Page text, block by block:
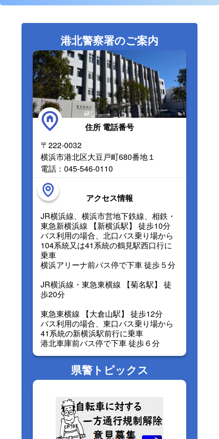
港北警察署のご案内
住所 電話番号
〒222-0032
横浜市港北区大豆戸町680番地１
電話：045-546-0110
アクセス情報
JR横浜線、横浜市営地下鉄線、相鉄・
東急新横浜線 【新横浜駅】 徒歩10分
バス利用の場合、北口バス乗り場から
104系統又は41系統の鶴見駅西口行に
乗車
横浜アリーナ前バス停で下車 徒歩５分
JR横浜線・東急東横線 【菊名駅】 徒
歩20分
東急東横線 【大倉山駅】 徒歩12分
バス利用の場合、東口バス乗り場から
41系統の新横浜駅前行に乗車
港北車庫前バス停で下車 徒歩６分
県警トピックス